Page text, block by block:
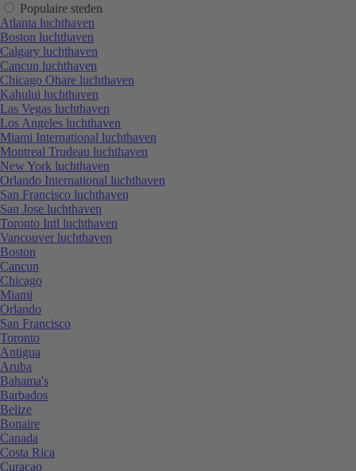
Populaire steden
Atlanta luchthaven
Boston luchthaven
Calgary luchthaven
Cancun luchthaven
Chicago Ohare luchthaven
Kahului luchthaven
Las Vegas luchthaven
Los Angeles luchthaven
Miami International luchthaven
Montreal Trudeau luchthaven
New York luchthaven
Orlando International luchthaven
San Francisco luchthaven
San Jose luchthaven
Toronto Intl luchthaven
Vancouver luchthaven
Boston
Cancun
Chicago
Miami
Orlando
San Francisco
Toronto
Antigua
Aruba
Bahama's
Barbados
Belize
Bonaire
Canada
Costa Rica
Curaçao